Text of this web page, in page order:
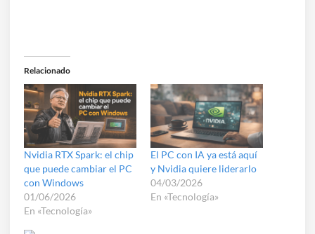
Relacionado
Nvidia RTX Spark: el chip
que puede cambiar el PC
con Windows
01/06/2026
En «Tecnología»
El PC con IA ya está aquí
y Nvidia quiere liderarlo
04/03/2026
En «Tecnología»